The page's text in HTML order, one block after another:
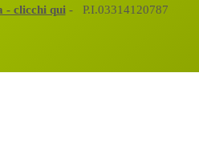
- clicchi qui - P.I.03314120787